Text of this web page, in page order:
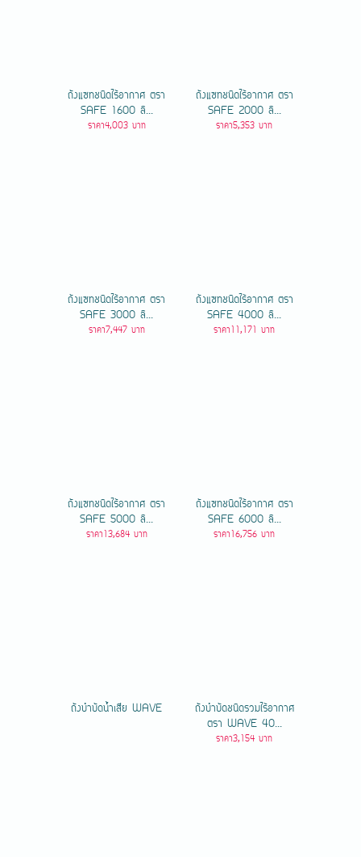
ถังแซทชนิดไร้อากาศ ตรา
SAFE 1600 ลิ...
ราคา4,003 บาท
ถังแซทชนิดไร้อากาศ ตรา
SAFE 2000 ลิ...
ราคา5,353 บาท
ถังแซทชนิดไร้อากาศ ตรา
SAFE 3000 ลิ...
ราคา7,447 บาท
ถังแซทชนิดไร้อากาศ ตรา
SAFE 4000 ลิ...
ราคา11,171 บาท
ถังแซทชนิดไร้อากาศ ตรา
SAFE 5000 ลิ...
ราคา13,684 บาท
ถังแซทชนิดไร้อากาศ ตรา
SAFE 6000 ลิ...
ราคา16,756 บาท
ถังบำบัดน้ำเสีย WAVE
ถังบำบัดชนิดรวมไร้อากาศ
ตรา WAVE 40...
ราคา3,154 บาท